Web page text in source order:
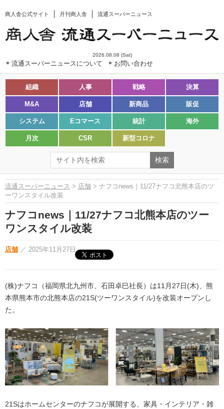
商人舎公式サイト 月刊商人舎 流通スーパーニュース
2026.08.08 (Sat)
流通スーパーニュースについて お問い合わせ
組織 人事 戦略 決算
M&A 店舗 新商品 販促
システム Eコマース 統計 海外
月次 CSR 新型コロナ
流通スーパーニュース > 店舗 > ナフコnews｜11/27ナフコ北熊本店のツ
ーワンスタイル改装
ナフコnews｜11/27ナフコ北熊本店のツー
ワンスタイル改装
店舗 ／ 2025年11月27日
(株)ナフコ（福岡県北九州市、石田卓巳社長）は11月27日(木)、熊
本県熊本市の北熊本店の21S(ツーワンスタイル)を改装オープンし
た。
21Sはホームセンターのナフコが展開する、家具・インテリア・雑